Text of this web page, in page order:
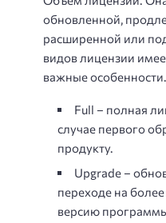
обновленной,
расширенной или
видов лицензии
важные особенности.
Full – полная
случае первого
продукту.
Upgrade –
переходе на
версию